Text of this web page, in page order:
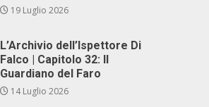
19 Luglio 2026
L’Archivio dell’Ispettore Di
Falco | Capitolo 32: Il
Guardiano del Faro
14 Luglio 2026